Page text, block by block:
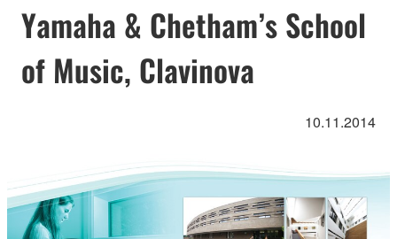
Yamaha & Chetham’s School
of Music, Clavinova
10.11.2014